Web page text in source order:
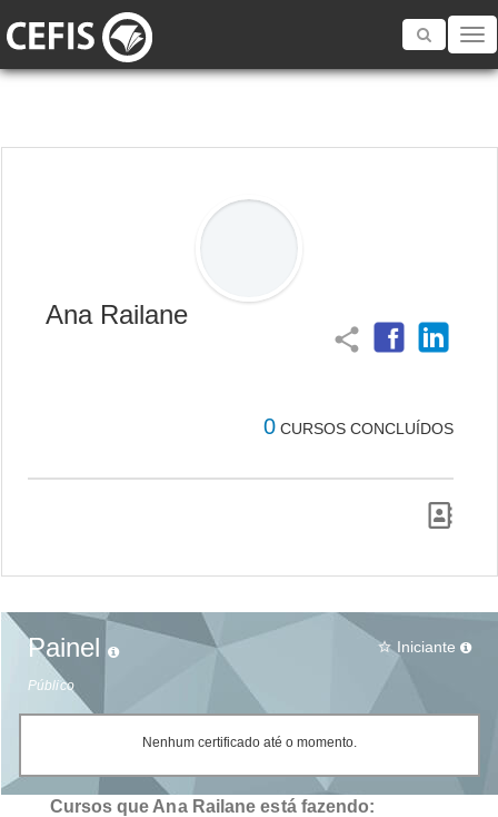
Toggle
Ana Railane
share
0 CURSOS CONCLUÍDOS
Painel
Público
star_border Iniciante
Nenhum certificado até o momento.
Cursos que Ana Railane está fazendo: